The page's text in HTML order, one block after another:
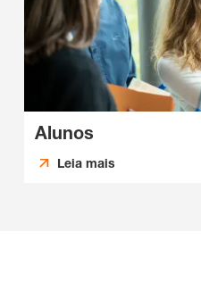
Alunos
Leia mais